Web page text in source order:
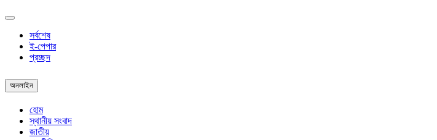
সর্বশেষ
ই-পেপার
প্রচ্ছদ
অনলাইন
হোম
স্থানীয় সংবাদ
জাতীয়